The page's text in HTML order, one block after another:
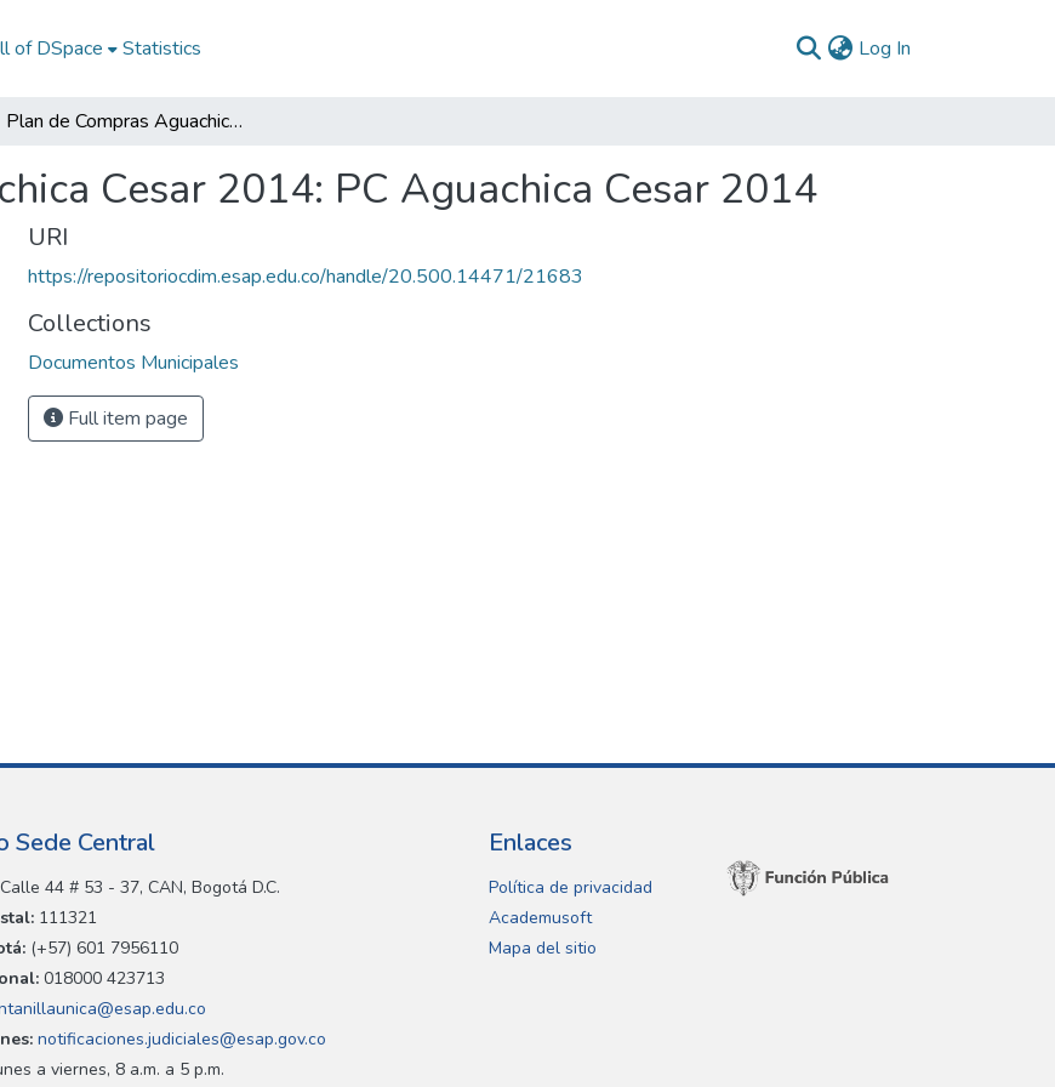
of DSpace Statistics Log In
Plan de Compras Aguachica Cesar 2014: PC Aguachica Cesar 2014
Cesar 2014: PC Aguachica Cesar 2014
URI
https://repositoriocdim.esap.edu.co/handle/20.500.14471/21683
Collections
Documentos Municipales
Full item page
Sede Central
Calle 44 # 53 - 37, CAN, Bogotá D.C.
111321
(+57) 601 7956110
018000 423713
notificaciones.judiciales@esap.gov.co
a viernes, 8 a.m. a 5 p.m.
Enlaces
Política de privacidad
Academusoft
Mapa del sitio